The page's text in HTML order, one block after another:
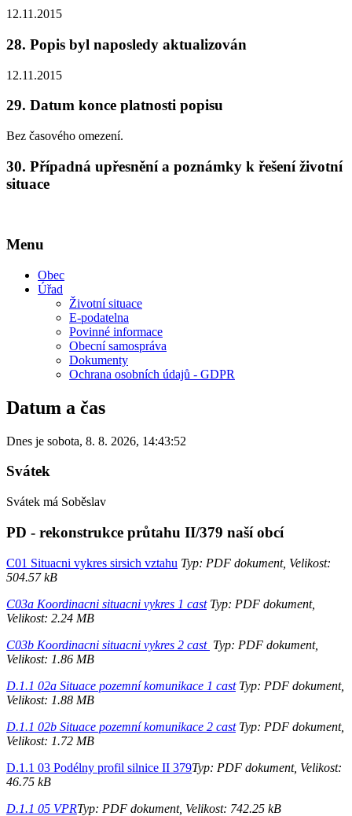
12.11.2015
28. Popis byl naposledy aktualizován
12.11.2015
29. Datum konce platnosti popisu
Bez časového omezení.
30. Případná upřesnění a poznámky k řešení životní
situace
Menu
Obec
Úřad
Životní situace
E-podatelna
Povinné informace
Obecní samospráva
Dokumenty
Ochrana osobních údajů - GDPR
Datum a čas
Dnes je sobota, 8. 8. 2026, 14:43:52
Svátek
Svátek má Soběslav
PD - rekonstrukce průtahu II/379 naší obcí
C01 Situacni vykres sirsich vztahu Typ: PDF dokument, Velikost:
504.57 kB
C03a Koordinacni situacni vykres 1 castTyp: PDF dokument,
Velikost: 2.24 MB
C03b Koordinacni situacni vykres 2 cast Typ: PDF dokument,
Velikost: 1.86 MB
D.1.1 02a Situace pozemní komunikace 1 castTyp: PDF dokument,
Velikost: 1.88 MB
D.1.1 02b Situace pozemní komunikace 2 castTyp: PDF dokument,
Velikost: 1.72 MB
D.1.1 03 Podélny profil silnice II 379Typ: PDF dokument, Velikost:
46.75 kB
D.1.1 05 VPRTyp: PDF dokument, Velikost: 742.25 kB